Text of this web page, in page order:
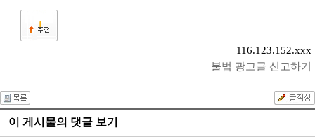
1
116.123.152.xxx
불법 광고글 신고하기
이 게시물의 댓글 보기